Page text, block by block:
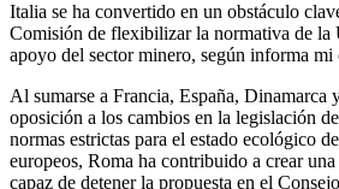
Italia se ha convertido en un obstáculo
Comisión de flexibilizar la normativa de la
apoyo del sector minero, según informa
Al sumarse a Francia, España, Dinamarca
oposición a los cambios en la legislación
normas estrictas para el estado ecológico
europeos, Roma ha contribuido a crear
capaz de detener la propuesta en el